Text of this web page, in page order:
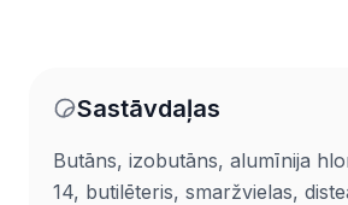
Sastāvdaļas
Butāns, izobutāns, alumīnija
14, butilēteris, smaržvielas,